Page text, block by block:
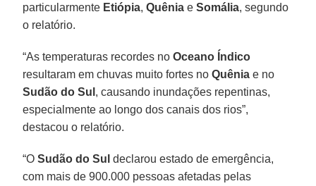
particularmente Etiópia,Quênia eSomália, segundo
o relatório.
“As temperaturas recordes noOceano Índico
resultaram em chuvas muito fortes noQuênia e no
Sudão do Sul , causando inundações repentinas,
especialmente ao longo dos canais dos rios”,
destacou o relatório.
“OSudão do Sul declarou estado de emergência,
com mais de 900.000 pessoas afetadas pelas